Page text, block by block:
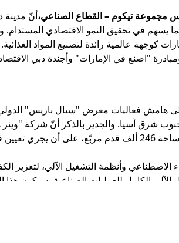
مجموعة تيكوم – القطاع الصناعي،أنّ مدينة
يسهم في تحقيق النمو الاقتصادي
كوجهة عالمية رائدة لتصنيع المواد
شرق آسيا. والجدير بالذكر أنّ شركة
وأنظمة التشغيل الآلي، لتعزيز
الكامل للعمليات الصناعية، سيكون